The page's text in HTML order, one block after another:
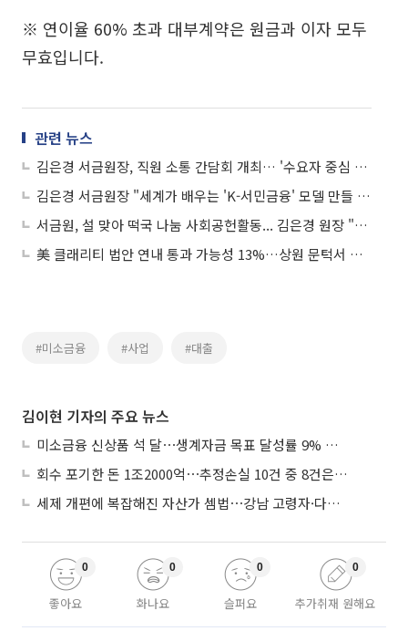
※ 연이율 60% 초과 대부계약은 원금과 이자 모두
무효입니다.
관련 뉴스
김은경 서금원장, 직원 소통 간담회 개최… '수요자 중심 전환' 강조
김은경 서금원장 "세계가 배우는 'K-서민금융' 모델 만들 것"
서금원, 설 맞아 떡국 나눔 사회공헌활동... 김은경 원장 "일상 속 힘 될 것"
美 클래리티 법안 연내 통과 가능성 13%…상원 문턱서 제동
#미소금융 #사업 #대출
김이현 기자의 주요 뉴스
미소금융 신상품 석 달⋯생계자금 목표 달성률 9% 그쳐
회수 포기한 돈 1조2000억⋯추정손실 10건 중 8건은 기업대출
세제 개편에 복잡해진 자산가 셈법⋯강남 고령자·다주택자 ‘자산재편 고심’
좋아요
0
화나요
0
슬퍼요
0
추가취재 원해요
0